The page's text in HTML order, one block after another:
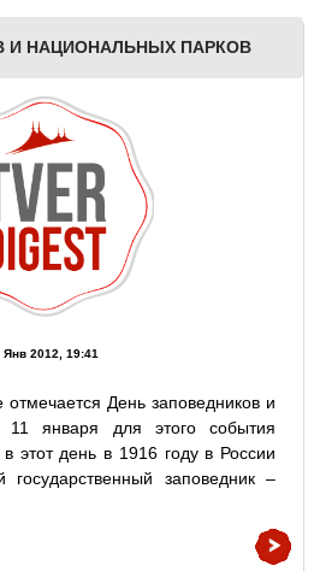
И НАЦИОНАЛЬНЫХ ПАРКОВ
Янв 2012, 19:41
День заповедников и
11 января для этого события
этот день в 1916 году в России
заповедник –